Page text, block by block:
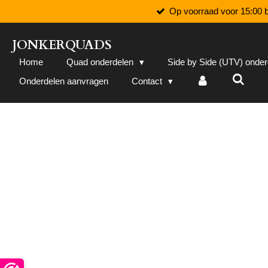
direct
naar
de
hoofdinhoud
Op voorraad voor 15:00
JONKERQUADS
Home Quad onderdelen
Side by Side (UTV)
Onderdelen aanvragen
Contact